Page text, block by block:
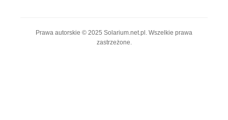
Prawa autorskie © 2025 Solarium.net.pl. Wszelkie prawa
zastrzeżone.